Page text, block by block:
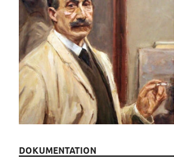
DOKUMENTATION